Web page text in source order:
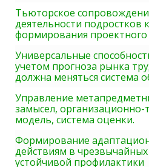
Тьюторское
деятельности подростков
формирования
Универсальные
учетом прогноза рынка
должна меняться система
Управление
замысел, организационно-
модель, система оценки.
Формирование
действиям в
устойчивой профилактики